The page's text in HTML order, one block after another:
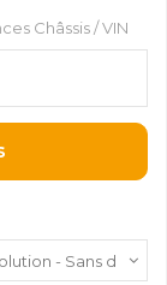
Châssis / VIN